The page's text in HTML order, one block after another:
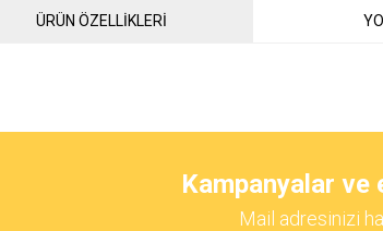
ÜRÜN ÖZELLİKLERİ
Ürün resmi kalitesiz, bozuk veya görüntülenemiyor.
Kampanyalar
Mail adresinizi